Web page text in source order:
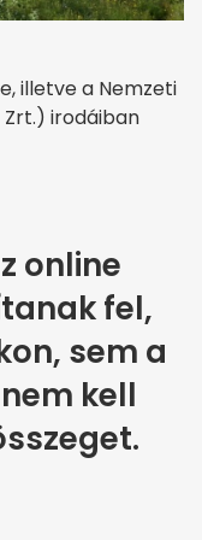
illetve a Nemzeti
Zrt.) irodáiban
online
fel,
sem a
kell